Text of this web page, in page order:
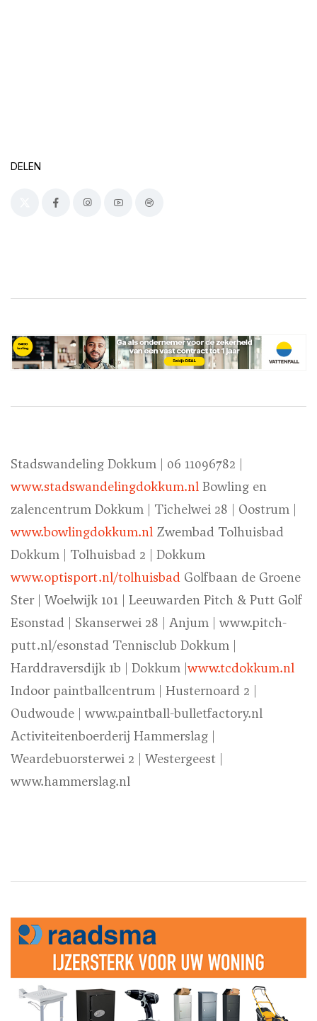
DELEN
Stadswandeling Dokkum | 06 11096782 |
www.stadswandelingdokkum.nl Bowling en
zalencentrum Dokkum | Tichelwei 28 | Oostrum |
www.bowlingdokkum.nl Zwembad Tolhuisbad
Dokkum | Tolhuisbad 2 | Dokkum
www.optisport.nl/tolhuisbad Golfbaan de Groene
Ster | Woelwijk 101 | Leeuwarden Pitch & Putt Golf
Esonstad | Skanserwei 28 | Anjum | www.pitch-
putt.nl/esonstad Tennisclub Dokkum |
Harddraversdijk 1b | Dokkum |www.tcdokkum.nl
Indoor paintballcentrum | Husternoard 2 |
Oudwoude | www.paintball-bulletfactory.nl
Activiteitenboerderij Hammerslag |
Weardebuorsterwei 2 | Westergeest |
www.hammerslag.nl